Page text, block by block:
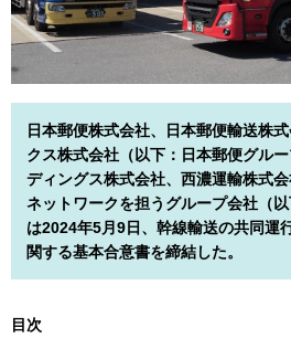
日本郵便株式会社、日本郵便輸送株
クス株式会社（以下：日本郵便グル
ディングス株式会社、西濃運輸株式
ネットワークを担うグループ会社（以
は2024年5月9日、幹線輸送の共同運
関する基本合意書を締結した。
目次